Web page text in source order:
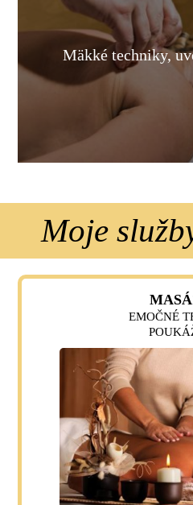
Mäkké techniky,
Moje
EMOČNÉ